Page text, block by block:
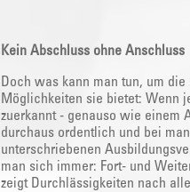
Kein Abschluss ohne Anschluss
Doch was kann man tun, um
Möglichkeiten sie bietet: Wenn
zuerkannt - genauso wie einem
durchaus ordentlich und bei
unterschriebenen
man sich immer: Fort- und
zeigt Durchlässigkeiten nach